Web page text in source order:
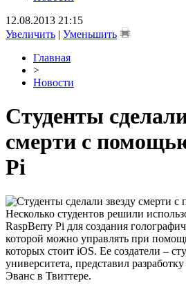
12.08.2013 21:15
Увеличить | Уменьшить
Главная
>
Новости
Студенты
смерти с
Pi
Несколько студентов решили
RaspBerry Pi для создания
которой можно управлять при
которых стоит iOS. Ее создатели –
университета, представил
Эванс в Твиттере.